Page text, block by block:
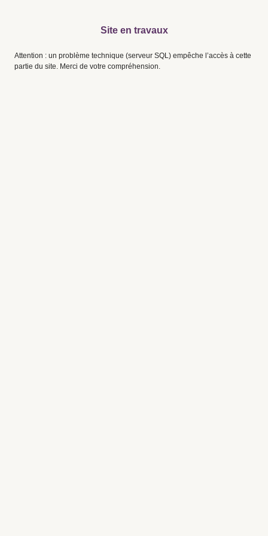
Site en travaux
Attention : un problème technique (serveur SQL) empêche l’accès à cette
partie du site. Merci de votre compréhension.